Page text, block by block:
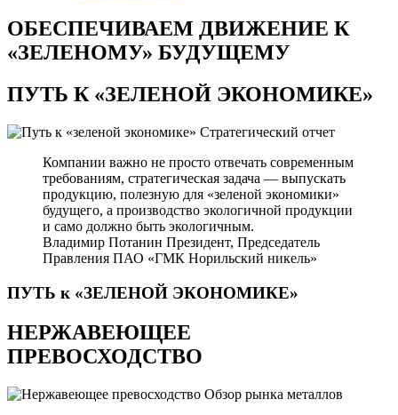
ОБЕСПЕЧИВАЕМ ДВИЖЕНИЕ К
«ЗЕЛЕНОМУ» БУДУЩЕМУ
ПУТЬ К«ЗЕЛЕНОЙ ЭКОНОМИКЕ»
Стратегический отчет
Компании важно не просто отвечать современным
требованиям, стратегическая задача — выпускать
продукцию, полезную для «зеленой экономики»
будущего, а производство экологичной продукции
и само должно быть экологичным.
Владимир Потанин Президент, Председатель
Правления ПАО «ГМК Норильский никель»
ПУТЬ к «ЗЕЛЕНОЙ ЭКОНОМИКЕ»
НЕРЖАВЕЮЩЕЕ
ПРЕВОСХОДСТВО
Обзор рынка металлов